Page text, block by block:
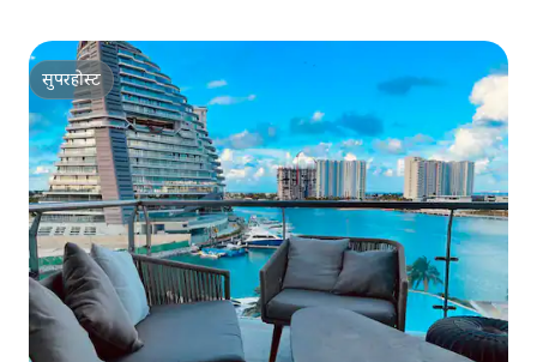
सुपरहोस्ट
सुपरहोस्ट